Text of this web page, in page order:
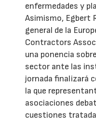
enfermedades y
Asimismo, Egbert
general de la
Contractors
una ponencia
sector ante las
jornada finalizará
la que
asociaciones
cuestiones